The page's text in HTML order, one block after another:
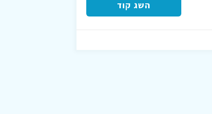
השג קוד